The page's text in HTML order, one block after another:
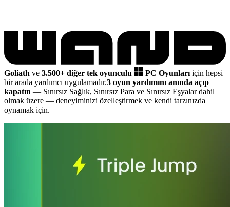
Goliath ve 3.500+ diğer tek oyunculu PC Oyunları için hepsi
bir arada yardımcı uygulamadır.3 oyun yardımını anında açıp
kapatın — Sınırsız Sağlık, Sınırsız Para ve Sınırsız Eşyalar dahil
olmak üzere — deneyiminizi özelleştirmek ve kendi tarzınızda
oynamak için.